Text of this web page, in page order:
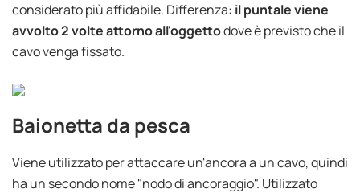
considerato più affidabile. Differenza: il puntale viene
avvolto 2 volte attorno all'oggettodove è previsto che il
cavo venga fissato.
Baionetta da pesca
Viene utilizzato per attaccare un'ancora a un cavo, quindi
ha un secondo nome "nodo di ancoraggio". Utilizzato